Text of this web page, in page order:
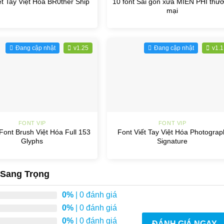
mại
Đang cập nhật v1.25
FONT VIP
Brush Việt Hóa Full 153
Glyphs
Đang cập nhật
FONT VIP
Font Viết Tay Việt Hóa
Signature
Trọng
0%| 0 đánh giá
0%| 0 đánh giá
0%| 0 đánh giá